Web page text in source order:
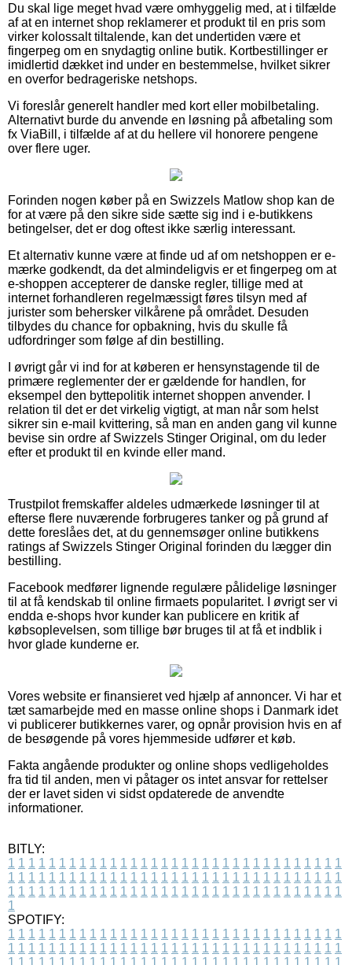
Du skal lige meget hvad være omhyggelig med, at i tilfælde
af at en internet shop reklamerer et produkt til en pris som
virker kolossalt tiltalende, kan det undertiden være et
fingerpeg om en snydagtig online butik. Kortbestillinger er
imidlertid dækket ind under en bestemmelse, hvilket sikrer
en overfor bedrageriske netshops.
Vi foreslår generelt handler med kort eller mobilbetaling.
Alternativt burde du anvende en løsning på afbetaling som
fx ViaBill, i tilfælde af at du hellere vil honorere pengene
over flere uger.
Forinden nogen køber på en Swizzels Matlow shop kan de
for at være på den sikre side sætte sig ind i e-butikkens
betingelser, det er dog oftest ikke særlig interessant.
Et alternativ kunne være at finde ud af om netshoppen er e-
mærke godkendt, da det almindeligvis er et fingerpeg om at
e-shoppen accepterer de danske regler, tillige med at
internet forhandleren regelmæssigt føres tilsyn med af
jurister som behersker vilkårene på området. Desuden
tilbydes du chance for opbakning, hvis du skulle få
udfordringer som følge af din bestilling.
I øvrigt går vi ind for at køberen er hensynstagende til de
primære reglementer der er gældende for handlen, for
eksempel den byttepolitik internet shoppen anvender. I
relation til det er det virkelig vigtigt, at man når som helst
sikrer sin e-mail kvittering, så man en anden gang vil kunne
bevise sin ordre af Swizzels Stinger Original, om du leder
efter et produkt til en kvinde eller mand.
Trustpilot fremskaffer aldeles udmærkede løsninger til at
efterse flere nuværende forbrugeres tanker og på grund af
dette foreslåes det, at du gennemsøger online butikkens
ratings af Swizzels Stinger Original forinden du lægger din
bestilling.
Facebook medfører lignende regulære pålidelige løsninger
til at få kendskab til online firmaets popularitet. I øvrigt ser vi
endda e-shops hvor kunder kan publicere en kritik af
købsoplevelsen, som tillige bør bruges til at få et indblik i
hvor glade kunderne er.
Vores website er finansieret ved hjælp af annoncer. Vi har et
tæt samarbejde med en masse online shops i Danmark idet
vi publicerer butikkernes varer, og opnår provision hvis en af
de besøgende på vores hjemmeside udfører et køb.
Fakta angående produkter og online shops vedligeholdes
fra tid til anden, men vi påtager os intet ansvar for rettelser
der er lavet siden vi sidst opdaterede de anvendte
informationer.
BITLY:
1 1 1 1 1 1 1 1 1 1 1 1 1 1 1 1 1 1 1 1 1 1 1 1 1 1 1 1 1 1 1 1 1
1 1 1 1 1 1 1 1 1 1 1 1 1 1 1 1 1 1 1 1 1 1 1 1 1 1 1 1 1 1 1 1 1
1 1 1 1 1 1 1 1 1 1 1 1 1 1 1 1 1 1 1 1 1 1 1 1 1 1 1 1 1 1 1 1 1
1
SPOTIFY:
1 1 1 1 1 1 1 1 1 1 1 1 1 1 1 1 1 1 1 1 1 1 1 1 1 1 1 1 1 1 1 1 1
1 1 1 1 1 1 1 1 1 1 1 1 1 1 1 1 1 1 1 1 1 1 1 1 1 1 1 1 1 1 1 1 1
1 1 1 1 1 1 1 1 1 1 1 1 1 1 1 1 1 1 1 1 1 1 1 1 1 1 1 1 1 1 1 1 1